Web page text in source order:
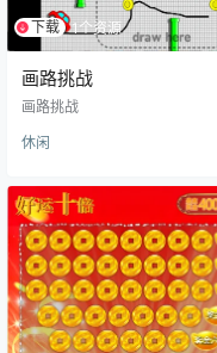
下载 1个资源
画路挑战
画路挑战
休闲